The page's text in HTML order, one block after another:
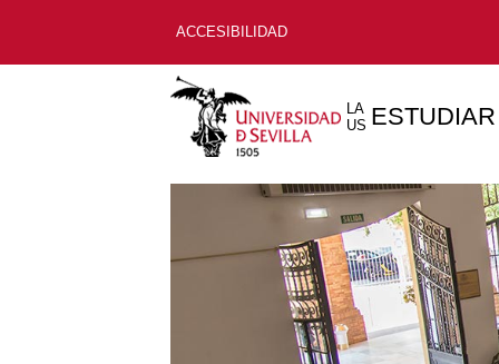
ACCESIBILIDAD
LA
US ESTUDIAR